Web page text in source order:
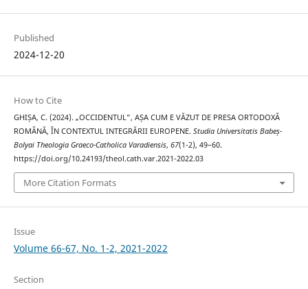
Published
2024-12-20
How to Cite
GHIȘA, C. (2024). „OCCIDENTUL”, AȘA CUM E VĂZUT DE PRESA ORTODOXĂ
ROMÂNĂ, ÎN CONTEXTUL INTEGRĂRII EUROPENE. Studia Universitatis Babeș-
Bolyai Theologia Graeco-Catholica Varadiensis, 67(1-2), 49–60.
https://doi.org/10.24193/theol.cath.var.2021-2022.03
More Citation Formats
Issue
Volume 66-67, No. 1-2, 2021-2022
Section